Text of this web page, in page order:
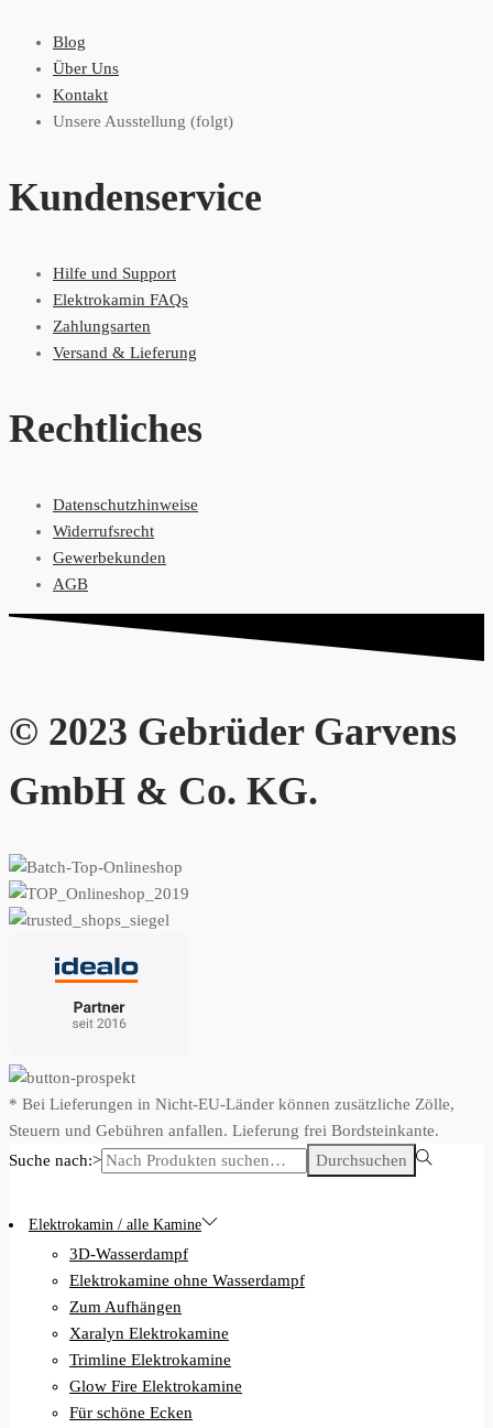
Blog
Über Uns
Kontakt
Unsere Ausstellung (folgt)
Kundenservice
Hilfe und Support
Elektrokamin FAQs
Zahlungsarten
Versand & Lieferung
Rechtliches
Datenschutzhinweise
Widerrufsrecht
Gewerbekunden
AGB
© 2023 Gebrüder Garvens
GmbH & Co. KG.
* Bei Lieferungen in Nicht-EU-Länder können zusätzliche Zölle,
Steuern und Gebühren anfallen. Lieferung frei Bordsteinkante.
Suche nach:>
Durchsuchen
Elektrokamin / alle Kamine
3D-Wasserdampf
Elektrokamine ohne Wasserdampf
Zum Aufhängen
Xaralyn Elektrokamine
Trimline Elektrokamine
Glow Fire Elektrokamine
Für schöne Ecken